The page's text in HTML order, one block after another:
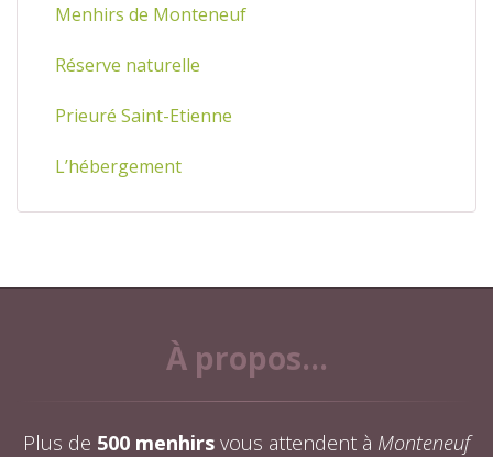
Menhirs de Monteneuf
Réserve naturelle
Prieuré Saint-Etienne
L’hébergement
À propos...
Plus de 500 menhirs vous attendent à Monteneuf